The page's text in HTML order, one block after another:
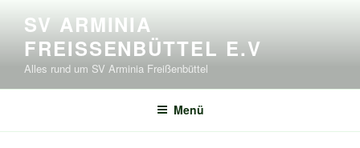
Inhalt
springen
SV ARMINIA
FREISSENBÜTTEL E.V
Alles rund um SV Arminia Freißenbüttel
Menü